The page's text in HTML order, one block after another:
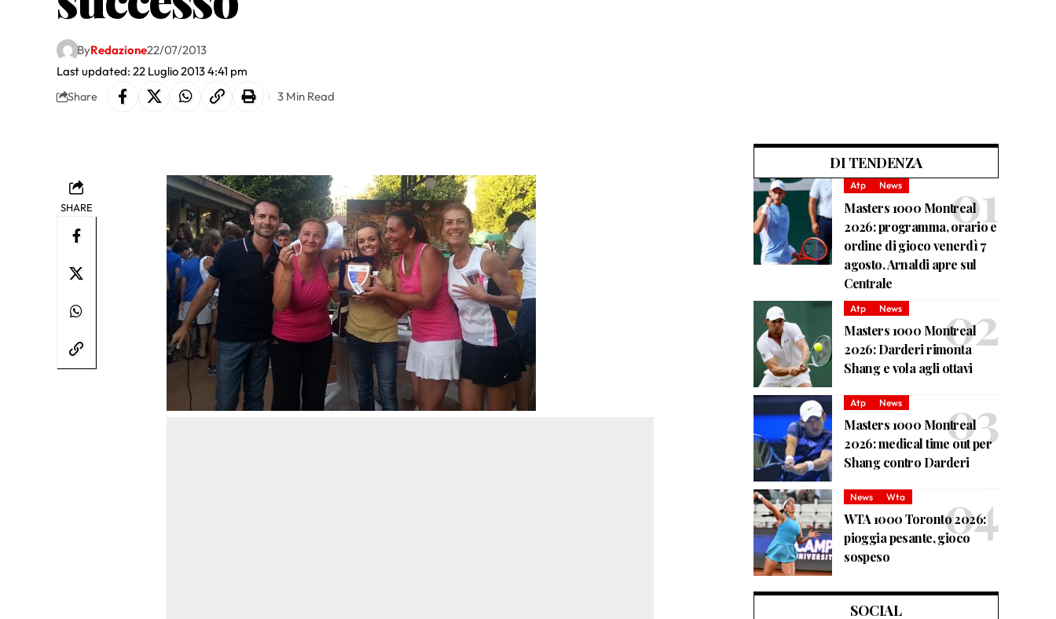
Last updated: 22 Luglio 2013 4:41 pm
ByRedazione22/07/2013
Share 3 Min Read
SHARE
DI TENDENZA
Atp News
Masters 1000 Montreal
2026: programma, orario e
ordine di gioco venerdì 7
agosto. Arnaldi apre sul
Centrale
Atp News
Masters 1000 Montreal
2026: Darderi rimonta
Shang e vola agli ottavi
Atp News
Masters 1000 Montreal
2026: medical time out per
Shang contro Darderi
News Wta
WTA 1000 Toronto 2026:
pioggia pesante, gioco
sospeso
SOCIAL